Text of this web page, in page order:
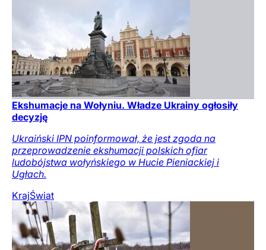
Ekshumacje na Wołyniu. Władze Ukrainy ogłosiły
decyzję
Ukraiński IPN poinformował, że jest zgoda na
przeprowadzenie ekshumacji polskich ofiar
ludobójstwa wołyńskiego w Hucie Pieniackiej i
Ugłach.
KrajŚwiat